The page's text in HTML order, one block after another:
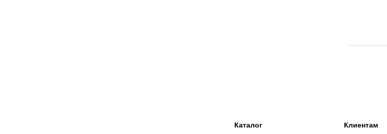
Каталог Клиентам